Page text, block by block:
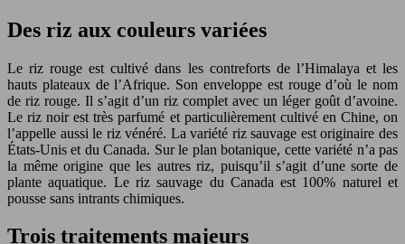
Des riz aux couleurs variées
Le riz rouge est cultivé dans les contreforts de l’Himalaya et les
hauts plateaux de l’Afrique. Son enveloppe est rouge d’où le nom
de riz rouge. Il s’agit d’un riz complet avec un léger goût d’avoine.
Le riz noir est très parfumé et particulièrement cultivé en Chine, on
l’appelle aussi le riz vénéré. La variété riz sauvage est originaire des
États-Unis et du Canada. Sur le plan botanique, cette variété n’a pas
la même origine que les autres riz, puisqu’il s’agit d’une sorte de
plante aquatique. Le riz sauvage du Canada est 100% naturel et
pousse sans intrants chimiques.
Trois traitements majeurs